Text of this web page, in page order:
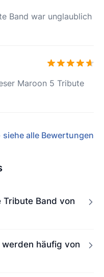
Band war unglaublich
Maroon 5 Tribute
siehe alle Bewertungen
Band von
häufig von